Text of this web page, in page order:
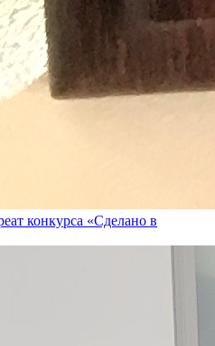
конкурса «Сделано в